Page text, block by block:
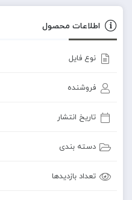
اطلاعات محصول
نوع فایل
فروشنده
تاریخ انتشار
دسته بندی
تعداد بازدیدها